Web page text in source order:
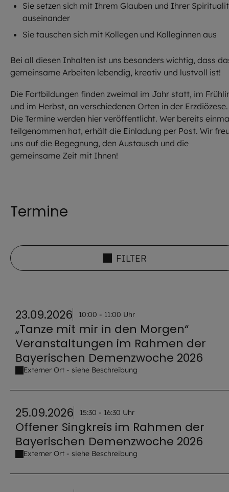
Sie setzen sich mit Ihrem Glauben und Ihrer
auseinander
Sie tauschen sich mit Kollegen und Kolleginnen aus
Bei all diesen Inhalten ist uns besonders wichtig, dass
gemeinsame Arbeiten lebendig, kreativ und lustvoll ist!
Die Fortbildungen finden zweimal im Jahr statt, im
und im Herbst, an verschiedenen Orten in der Erzdiözese.
Die Termine werden hier veröffentlicht. Wer bereits
teilgenommen hat, erhält die Einladung per Post. Wir
uns auf die Begegnung, den Austausch und die
gemeinsame Zeit mit Ihnen!
Termine
FILTER
23.09.2026 10:00 - 11:00 Uhr
„Tanze mit mir in den Morgen“
Veranstaltungen im Rahmen der
Bayerischen Demenzwoche 2026
Externer Ort - siehe Beschreibung
25.09.2026 15:30 - 16:30 Uhr
Offener Singkreis im Rahmen der
Bayerischen Demenzwoche 2026
Externer Ort - siehe Beschreibung